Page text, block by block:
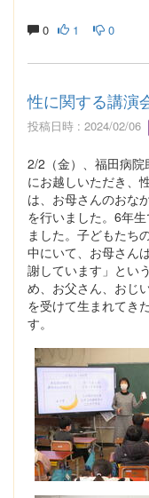
0 1 0
性に関する講演
投稿日時 : 2024/02/06
2/2（金）、福田病
にお越しいただき、
は、お母さんのおな
を行いました。6年
ました。子どもたち
中にいて、お母さん
謝しています」とい
め、お父さん、おじ
を受けて生まれてき
す。